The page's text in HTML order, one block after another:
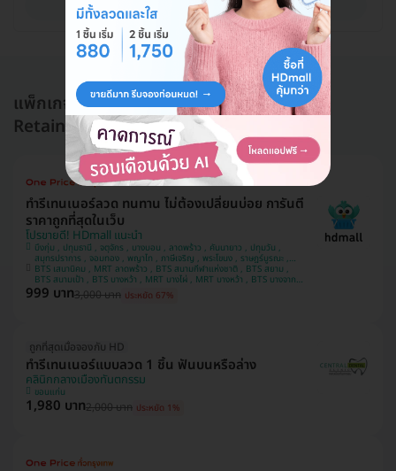
ดูรายละเอียด
แพ็กเกจอื่นใน ทำรีเทนเนอร์แบบลวด (Hawley
Retainer)
ทำรีเทนเนอร์ลวด ทนทาน ไม่ต้องเปลี่ยนบ่อย การันตี
ราคาถูกที่สุดในเว็บ
โปรขายดี! HDmall แนะนำ
บึงกุ่ม , ปทุมธานี , จตุจักร , บางบอน , ลาดพร้าว , คันนายาว , ปทุมวัน ,
สมุทรปราการ , จอมทอง , พญาไท , ภาษีเจริญ , พระโขนง , ราษฎร์บูรณะ ,
หนองแขม , บางรัก , ราชเทวี , บริการถึงบ้าน , บางนา , คลองเตย , ตลิ่งชัน
BTS เสนานิคม , MRT ลาดพร้าว , BTS สนามกีฬาแห่งชาติ , BTS สยาม ,
BTS สนามเป้า , BTS บางหว้า , MRT บางไผ่ , MRT บางหว้า , BTS บางจาก ,
BTS พญาไท , BTS ปุณณวิถี , BTS อุดมสุข , BTS บางนา , BTS ศรีนครินทร์
, BTS สะพานควาย
999 บาท3,000 บาท ประหยัด 67%
ถูกที่สุดเมื่อจองกับ HD
ทำรีเทนเนอร์แบบลวด 1 ชิ้น ฟันบนหรือล่าง
คลินิกกลางเมืองทันตกรรม
ขอนแก่น
1,980 บาท2,000 บาท ประหยัด 1%